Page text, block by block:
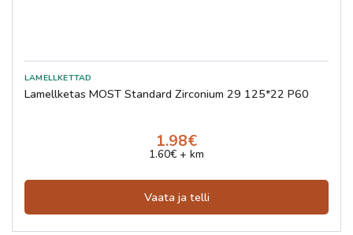
Lamellketas MOST Standard Zirconium 29 125*22 P60
1.98€
1.60€ + km
Vaata ja telli